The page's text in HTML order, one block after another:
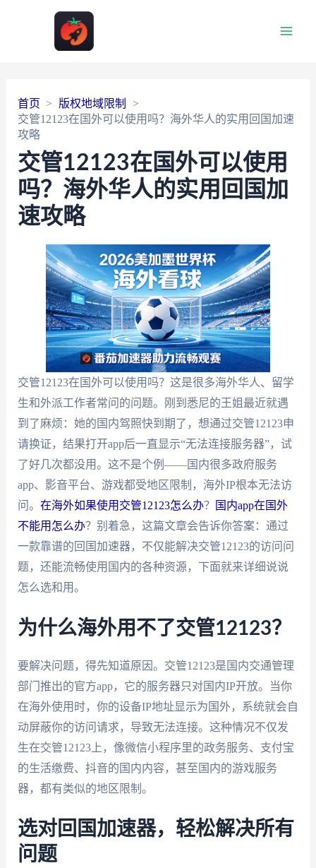
首页
版权地域限制
交管12123在国外可以使用吗？海外华人的实用回国加速
攻略
交管12123在国外可以使用
吗？海外华人的实用回国加
速攻略
交管12123在国外可以使用吗？这是很多海外华人、留学
生和外派工作者常问的问题。刚到悉尼的王姐最近就遇
到了麻烦：她的国内驾照快到期了，想通过交管12123申
请换证，结果打开app后一直显示“无法连接服务器”，试
了好几次都没用。这不是个例——国内很多政府服务
app、影音平台、游戏都受地区限制，海外IP根本无法访
问。 在海外如果使用交管12123怎么办？
国内app在国外
不能用怎么办？别着急，这篇文章会告诉你答案：通过
一款靠谱的回国加速器，不仅能解决交管12123的访问问
题，还能流畅使用国内的各种资源，下面就来详细说说
怎么选和用。
为什么海外用不了交管12123？
要解决问题，得先知道原因。交管12123是国内交通管理
部门推出的官方app，它的服务器只对国内IP开放。当你
在海外使用时，你的设备IP地址显示为国外，系统就会自
动屏蔽你的访问请求，导致无法连接。这种情况不仅发
生在交管12123上，像微信小程序里的政务服务、支付宝
的生活缴费、抖音的国内内容，甚至国内的游戏服务
器，都有类似的地区限制。
选对回国加速器，轻松解决所有
问题